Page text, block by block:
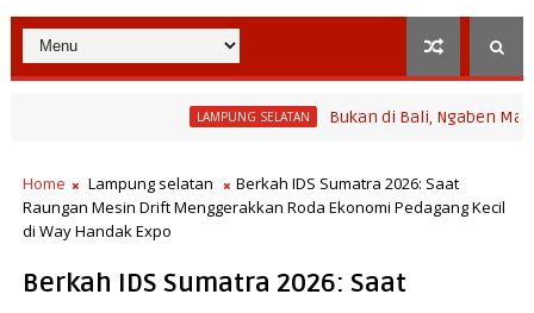
LAMPUNG SELATAN Bukan di Bali, Ngaben Massal
Home Lampung selatan
Berkah IDS Sumatra 2026: Saat
Raungan Mesin Drift Menggerakkan Roda Ekonomi Pedagang Kecil
di Way Handak Expo
Berkah IDS Sumatra 2026: Saat